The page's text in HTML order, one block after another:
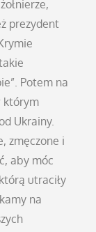
prezydent
Potem na
którym
Ukrainy.
zmęczone i
aby móc
utraciły
na